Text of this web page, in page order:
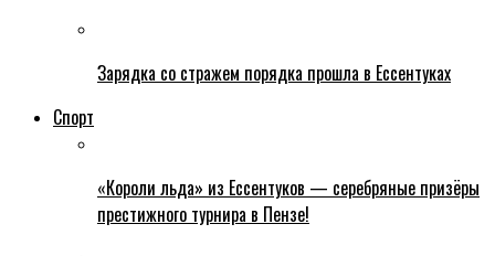
Зарядка со стражем порядка прошла в Ессентуках
Спорт
«Короли льда» из Ессентуков — серебряные призёры
престижного турнира в Пензе!